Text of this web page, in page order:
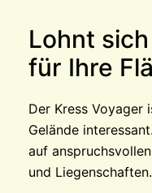
Lohnt
für Ihre
Der Kress Voyager
Gelände
auf
und Liegenschaften.